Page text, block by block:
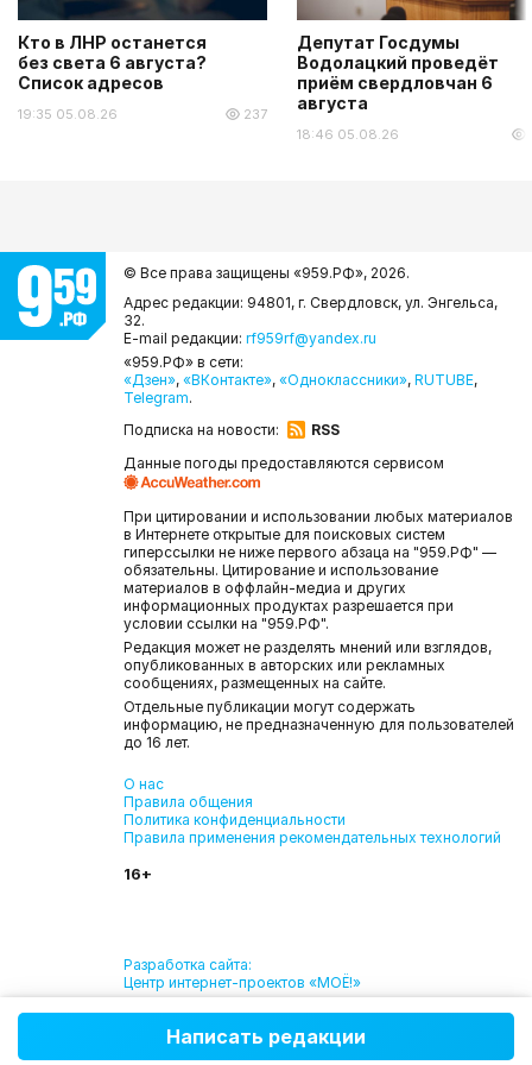
Кто в ЛНР останется
без света 6 августа?
Список адресов
19:35 05.08.26 237
Депутат Госдумы
Водолацкий проведёт
приём свердловчан 6
августа
18:46 05.08.26
© Все права защищены «959.РФ», 2026.
Адрес редакции: 94801, г. Свердловск, ул. Энгельса,
32.
E-mail редакции: rf959rf@yandex.ru
«959.РФ» в сети:
«Дзен», «ВКонтакте», «Одноклассники», RUTUBE,
Telegram.
Подписка на новости:
RSS
Данные погоды предоставляются сервисом
При цитировании и использовании любых материалов
в Интернете открытые для поисковых систем
гиперссылки не ниже первого абзаца на "959.РФ" —
обязательны. Цитирование и использование
материалов в оффлайн-медиа и других
информационных продуктах разрешается при
условии ссылки на "959.РФ".
Редакция может не разделять мнений или взглядов,
опубликованных в авторских или рекламных
сообщениях, размещенных на сайте.
Отдельные публикации могут содержать
информацию, не предназначенную для пользователей
до 16 лет.
О нас
Правила общения
Политика конфиденциальности
Правила применения рекомендательных технологий
16+
Разработка сайта:
Центр интернет-проектов «МОЁ!»
Написать редакции